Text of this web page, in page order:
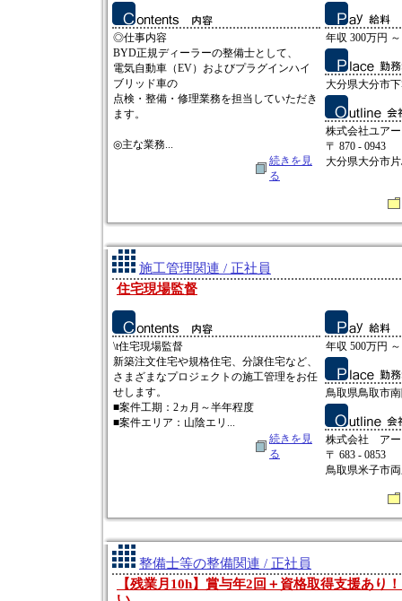
◎仕事内容
BYD正規ディーラーの整備士として、
電気自動車（EV）およびプラグインハイ
ブリッド車の
点検・整備・修理業務を担当していただき
ます。
◎主な業務...
続きを見
る
年収 300万円
大分県大分市
株式会社ユア
〒 870 - 0943
大分県大分市
施工管理関連 / 正社員
住宅現場監督
\t住宅現場監督
新築注文住宅や規格住宅、分譲住宅など、
さまざまなプロジェクトの施工管理をお任
せします。
■案件工期：2ヵ月～半年程度
■案件エリア：山陰エリ...
続きを見
る
年収 500万円
鳥取県鳥取市
株式会社 アー
〒 683 - 0853
鳥取県米子市
整備士等の整備関連 / 正社員
【残業月10h】賞与年2回＋資格取得支援あり